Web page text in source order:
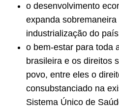
o desenvolvimento
expanda sobremaneira
industrialização do
o bem-estar para toda
brasileira e os direitos
povo, entre eles o
consubstanciado na
Sistema Único de